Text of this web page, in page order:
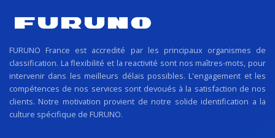
FURUNO France est accredité par les principaux organismes de
classification. La flexibilité et la reactivité sont nos maîtres-mots, pour
intervenir dans les meilleurs délais possibles. L'engagement et les
compétences de nos services sont devoués à la satisfaction de nos
clients. Notre motivation provient de notre solide identification a la
culture spécifique de FURUNO.